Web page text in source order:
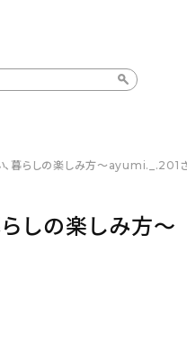
一覧 コラ
カテゴリー一覧
、暮らしの楽しみ方〜ayumi._.201
しの楽しみ方〜